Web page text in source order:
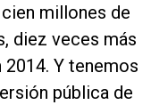
millones de
diez veces más
Y tenemos
pública de